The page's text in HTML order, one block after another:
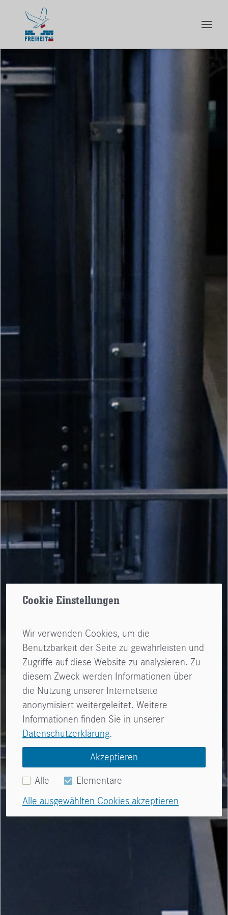
Cookie Einstellungen
Wir verwenden Cookies, um die
Benutzbarkeit der Seite zu gewährleisten und
Zugriffe auf diese Website zu analysieren. Zu
diesem Zweck werden Informationen über
die Nutzung unserer Internetseite
anonymisiert weitergeleitet. Weitere
Informationen finden Sie in unserer
Datenschutzerklärung.
Akzeptieren
Alle
Elementare
Alle ausgewählten Cookies akzeptieren